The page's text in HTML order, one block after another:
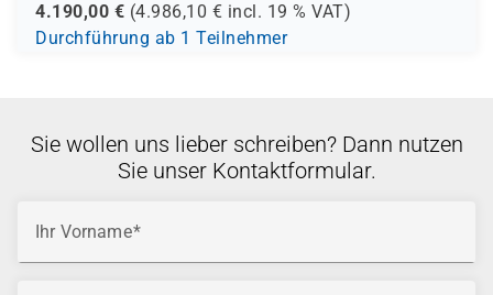
4.190,00 € (4.986,10 € incl. 19 % VAT)
Durchführung ab 1 Teilnehmer
Sie wollen uns lieber schreiben? Dann nutzen
Sie unser Kontaktformular.
Ihr Vorname